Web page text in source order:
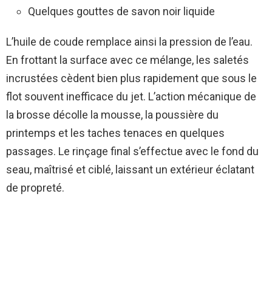
Quelques gouttes de savon noir liquide
L’huile de coude remplace ainsi la pression de l’eau.
En frottant la surface avec ce mélange, les saletés
incrustées cèdent bien plus rapidement que sous le
flot souvent inefficace du jet. L’action mécanique de
la brosse décolle la mousse, la poussière du
printemps et les taches tenaces en quelques
passages. Le rinçage final s’effectue avec le fond du
seau, maîtrisé et ciblé, laissant un extérieur éclatant
de propreté.